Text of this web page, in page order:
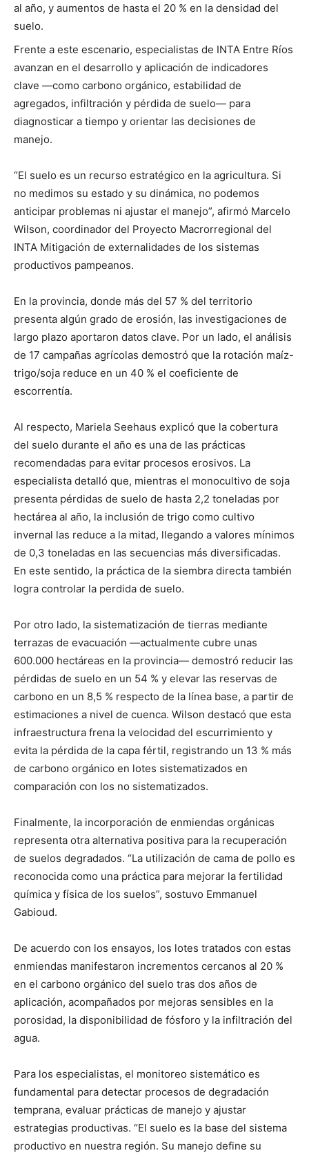
al año, y aumentos de hasta el 20 % en la densidad del
suelo.
Frente a este escenario, especialistas de INTA Entre Ríos
avanzan en el desarrollo y aplicación de indicadores
clave —como carbono orgánico, estabilidad de
agregados, infiltración y pérdida de suelo— para
diagnosticar a tiempo y orientar las decisiones de
manejo.
“El suelo es un recurso estratégico en la agricultura. Si
no medimos su estado y su dinámica, no podemos
anticipar problemas ni ajustar el manejo”, afirmó Marcelo
Wilson, coordinador del Proyecto Macrorregional del
INTA Mitigación de externalidades de los sistemas
productivos pampeanos.
En la provincia, donde más del 57 % del territorio
presenta algún grado de erosión, las investigaciones de
largo plazo aportaron datos clave. Por un lado, el análisis
de 17 campañas agrícolas demostró que la rotación maíz-
trigo/soja reduce en un 40 % el coeficiente de
escorrentía.
Al respecto, Mariela Seehaus explicó que la cobertura
del suelo durante el año es una de las prácticas
recomendadas para evitar procesos erosivos. La
especialista detalló que, mientras el monocultivo de soja
presenta pérdidas de suelo de hasta 2,2 toneladas por
hectárea al año, la inclusión de trigo como cultivo
invernal las reduce a la mitad, llegando a valores mínimos
de 0,3 toneladas en las secuencias más diversificadas.
En este sentido, la práctica de la siembra directa también
logra controlar la perdida de suelo.
Por otro lado, la sistematización de tierras mediante
terrazas de evacuación —actualmente cubre unas
600.000 hectáreas en la provincia— demostró reducir las
pérdidas de suelo en un 54 % y elevar las reservas de
carbono en un 8,5 % respecto de la línea base, a partir de
estimaciones a nivel de cuenca. Wilson destacó que esta
infraestructura frena la velocidad del escurrimiento y
evita la pérdida de la capa fértil, registrando un 13 % más
de carbono orgánico en lotes sistematizados en
comparación con los no sistematizados.
Finalmente, la incorporación de enmiendas orgánicas
representa otra alternativa positiva para la recuperación
de suelos degradados. “La utilización de cama de pollo es
reconocida como una práctica para mejorar la fertilidad
química y física de los suelos”, sostuvo Emmanuel
Gabioud.
De acuerdo con los ensayos, los lotes tratados con estas
enmiendas manifestaron incrementos cercanos al 20 %
en el carbono orgánico del suelo tras dos años de
aplicación, acompañados por mejoras sensibles en la
porosidad, la disponibilidad de fósforo y la infiltración del
agua.
Para los especialistas, el monitoreo sistemático es
fundamental para detectar procesos de degradación
temprana, evaluar prácticas de manejo y ajustar
estrategias productivas. “El suelo es la base del sistema
productivo en nuestra región. Su manejo define su